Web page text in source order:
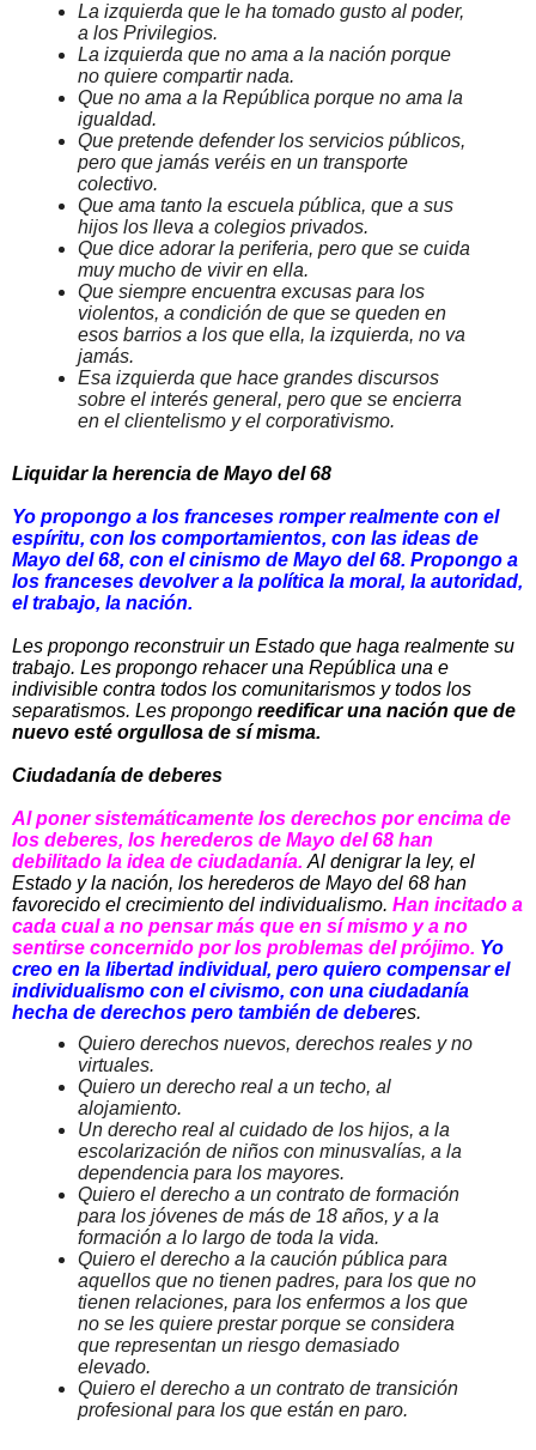
La izquierda que le ha tomado gusto al poder,
a los Privilegios.
La izquierda que no ama a la nación porque
no quiere compartir nada.
Que no ama a la República porque no ama la
igualdad.
Que pretende defender los servicios públicos,
pero que jamás veréis en un transporte
colectivo.
Que ama tanto la escuela pública, que a sus
hijos los lleva a colegios privados.
Que dice adorar la periferia, pero que se cuida
muy mucho de vivir en ella.
Que siempre encuentra excusas para los
violentos, a condición de que se queden en
esos barrios a los que ella, la izquierda, no va
jamás.
Esa izquierda que hace grandes discursos
sobre el interés general, pero que se encierra
en el clientelismo y el corporativismo.
Liquidar la herencia de Mayo del 68
Yo propongo a los franceses romper realmente con el
espíritu, con los comportamientos, con las ideas de
Mayo del 68, con el cinismo de Mayo del 68. Propongo a
los franceses devolver a la política la moral, la autoridad,
el trabajo, la nación.
Les propongo reconstruir un Estado que haga realmente su
trabajo. Les propongo rehacer una República una e
indivisible contra todos los comunitarismos y todos los
separatismos. Les propongo reedificar una nación que de
nuevo esté orgullosa de sí misma.
Ciudadanía de deberes
Al poner sistemáticamente los derechos por encima de
los deberes, los herederos de Mayo del 68 han
debilitado la idea de ciudadanía. Al denigrar la ley, el
Estado y la nación, los herederos de Mayo del 68 han
favorecido el crecimiento del individualismo. Han incitado a
cada cual a no pensar más que en sí mismo y a no
sentirse concernido por los problemas del prójimo. Yo
creo en la libertad individual, pero quiero compensar el
individualismo con el civismo, con una ciudadanía
hecha de derechos pero también de deberes.
Quiero derechos nuevos, derechos reales y no
virtuales.
Quiero un derecho real a un techo, al
alojamiento.
Un derecho real al cuidado de los hijos, a la
escolarización de niños con minusvalías, a la
dependencia para los mayores.
Quiero el derecho a un contrato de formación
para los jóvenes de más de 18 años, y a la
formación a lo largo de toda la vida.
Quiero el derecho a la caución pública para
aquellos que no tienen padres, para los que no
tienen relaciones, para los enfermos a los que
no se les quiere prestar porque se considera
que representan un riesgo demasiado
elevado.
Quiero el derecho a un contrato de transición
profesional para los que están en paro.